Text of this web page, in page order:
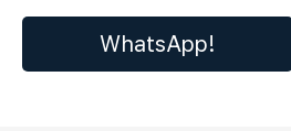
WhatsApp!